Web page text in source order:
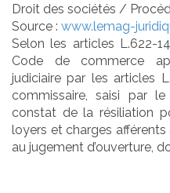
Droit des sociétés /
Source : www.lemag-
Selon les articles L.622-
Code de commerce
judiciaire par les articles
commissaire, saisi par
constat de la résiliation
loyers et charges
au jugement d’ouverture,